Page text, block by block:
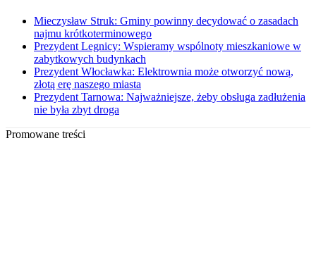
Mieczysław Struk: Gminy powinny decydować o zasadach
najmu krótkoterminowego
Prezydent Legnicy: Wspieramy wspólnoty mieszkaniowe w
zabytkowych budynkach
Prezydent Włocławka: Elektrownia może otworzyć nową,
złotą erę naszego miasta
Prezydent Tarnowa: Najważniejsze, żeby obsługa zadłużenia
nie była zbyt droga
Promowane treści